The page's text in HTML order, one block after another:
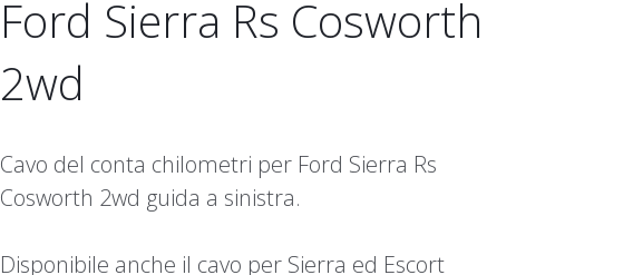
Ford Sierra Rs Cosworth
2wd
Cavo del conta chilometri per Ford Sierra Rs
Cosworth 2wd guida a sinistra.
Disponibile anche il cavo per Sierra ed Escort